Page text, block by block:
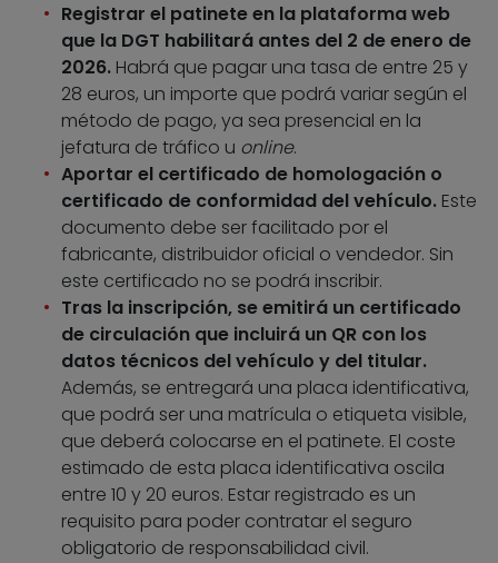
Registrar el patinete en la plataforma web
que la DGT habilitará antes del 2 de enero de
2026. Habrá que pagar una tasa de entre 25 y
28 euros, un importe que podrá variar según el
método de pago, ya sea presencial en la
jefatura de tráfico u online.
Aportar el certificado de homologación o
certificado de conformidad del vehículo. Este
documento debe ser facilitado por el
fabricante, distribuidor oficial o vendedor. Sin
este certificado no se podrá inscribir.
Tras la inscripción, se emitirá un certificado
de circulación que incluirá un QR con los
datos técnicos del vehículo y del titular.
Además, se entregará una placa identificativa,
que podrá ser una matrícula o etiqueta visible,
que deberá colocarse en el patinete. El coste
estimado de esta placa identificativa oscila
entre 10 y 20 euros. Estar registrado es un
requisito para poder contratar el seguro
obligatorio de responsabilidad civil.